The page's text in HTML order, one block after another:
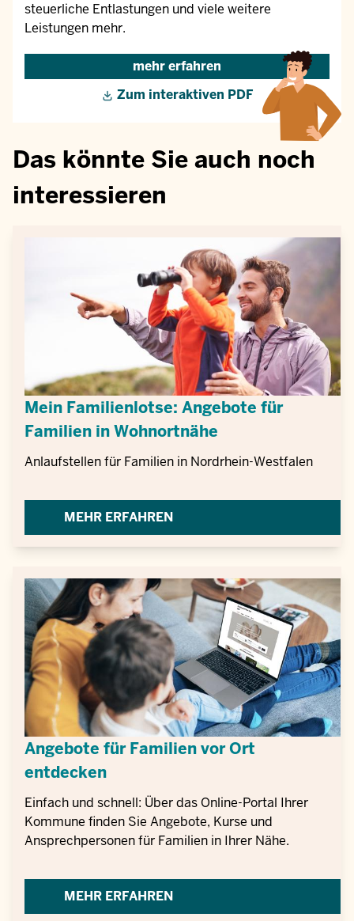
steuerliche Entlastungen und viele weitere
Leistungen mehr.
mehr erfahren
Zum interaktiven PDF
Das könnte Sie auch noch
interessieren
Mein Familienlotse: Angebote für
Familien in Wohnortnähe
Anlaufstellen für Familien in Nordrhein-Westfalen
MEHR ERFAHREN
Angebote für Familien vor Ort
entdecken
Einfach und schnell: Über das Online-Portal Ihrer
Kommune finden Sie Angebote, Kurse und
Ansprechpersonen für Familien in Ihrer Nähe.
MEHR ERFAHREN